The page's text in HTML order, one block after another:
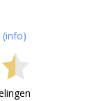
(info)